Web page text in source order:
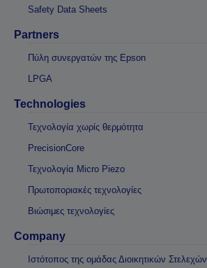
Safety Data Sheets
Partners
Πύλη συνεργατών της Epson
LPGA
Technologies
Τεχνολογία χωρίς θερμότητα
PrecisionCore
Τεχνολογία Micro Piezo
Πρωτοποριακές τεχνολογίες
Βιώσιμες τεχνολογίες
Company
Ιστότοπος της ομάδας Διοικητικών Στελεχών